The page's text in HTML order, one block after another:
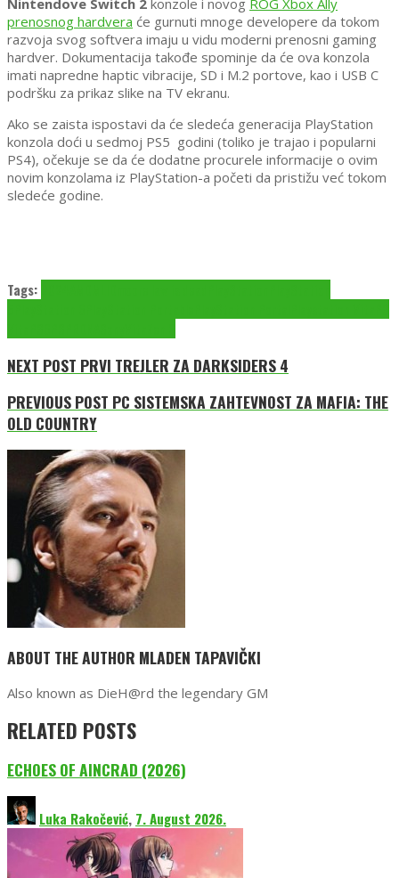
Nintendove Switch 2 konzole i novog ROG Xbox Ally
prenosnog hardvera će gurnuti mnoge developere da tokom
razvoja svog softvera imaju u vidu moderni prenosni gaming
hardver. Dokumentacija takođe spominje da će ova konzola
imati napredne haptic vibracije, SD i M.2 portove, kao i USB C
podršku za prikaz slike na TV ekranu.
Ako se zaista ispostavi da će sledeća generacija PlayStation
konzola doći u sedmoj PS5 godini (toliko je trajao i popularni
PS4), očekuje se da će dodatne procurele informacije o ovim
novim konzolama iz PlayStation-a početi da pristižu već tokom
sledeće godine.
Tags:
NEXT POST PRVI TREJLER ZA DARKSIDERS 4
PREVIOUS POST PC SISTEMSKA ZAHTEVNOST ZA MAFIA: THE
OLD COUNTRY
ABOUT THE AUTHOR MLADEN TAPAVIČKI
Also known as DieH@rd the legendary GM
RELATED POSTS
ECHOES OF AINCRAD (2026)
Luka Rakočević, 7. August 2026.